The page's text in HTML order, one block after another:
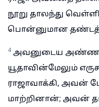
நூறு தாலந்து
பொன்னுமான
4 அவனுடைய
யூதாவின்மேலும்
ராஜாவாக்கி, அவன்
மாற்றினான்; அவன்